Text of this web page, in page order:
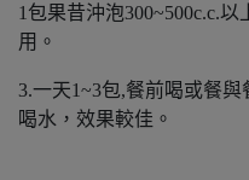
1包果昔沖泡300~500c.c.
用。
3.一天1~3包,餐前喝或餐
喝水，效果較佳。